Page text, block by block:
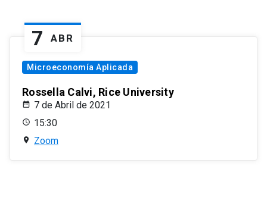
7 ABR
Microeconomía Aplicada
Rossella Calvi, Rice University
7 de Abril de 2021
15:30
Zoom